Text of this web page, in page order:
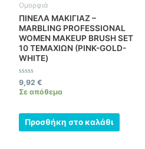
Ομορφιά
ΠΙΝΕΛΑ ΜΑΚΙΓΙΑΖ –
MARBLING PROFESSIONAL
WOMEN MAKEUP BRUSH SET
10 ΤΕΜΑΧΙΩΝ (PINK-GOLD-
WHITE)
Βαθμολογήθηκε
με
0
9,92 €
Σε απόθεμα
Προσθήκη στο καλάθι